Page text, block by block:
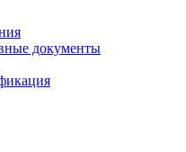
документы